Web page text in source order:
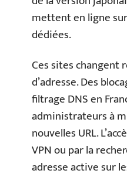
mettent en ligne
dédiées.
Ces sites
d’adresse. Des
filtrage DNS en
administrateurs à
nouvelles URL.
VPN ou par la
adresse active sur